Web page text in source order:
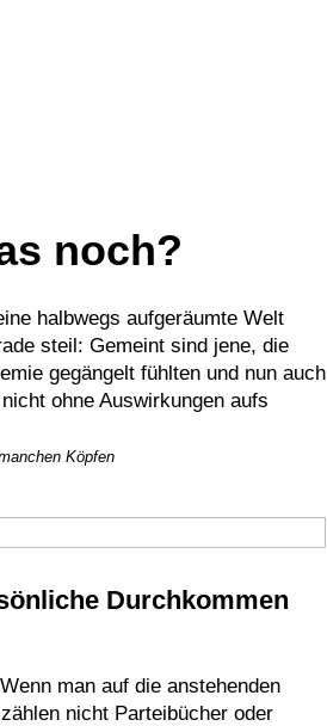
noch?
halbwegs aufgeräumte Welt
steil: Gemeint sind jene, die
gegängelt fühlten und nun auch
ohne Auswirkungen aufs
Köpfen
Durchkommen
man auf die anstehenden
nicht Parteibücher oder